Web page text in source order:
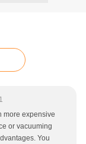
more expensive
or vacuuming
You